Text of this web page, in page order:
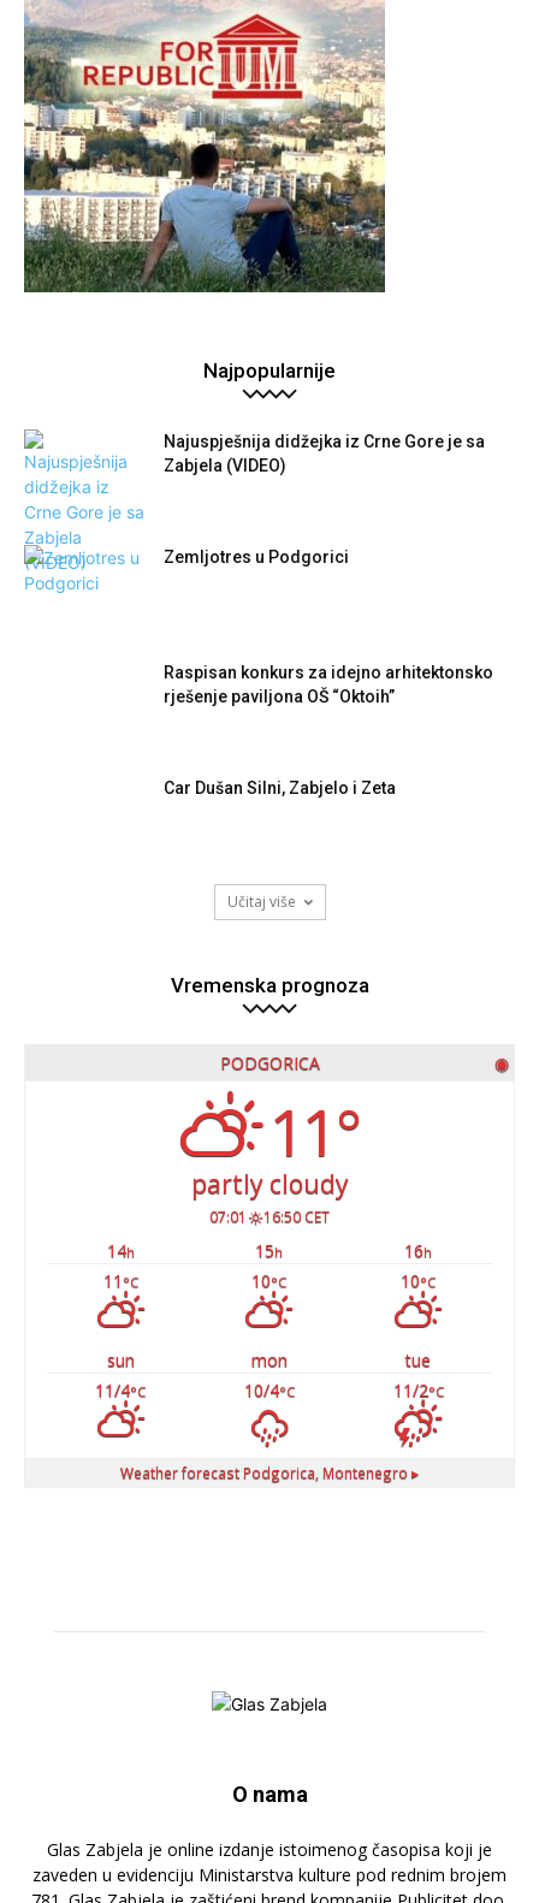
Najpopularnije
Najuspješnija didžejka iz Crne Gore je sa
Zabjela (VIDEO)
Zemljotres u Podgorici
Raspisan konkurs za idejno arhitektonsko
rješenje paviljona OŠ “Oktoih”
Car Dušan Silni, Zabjelo i Zeta
Učitaj više
Vremenska prognoza
PODGORICA ◉
11°
partly cloudy
07:01 16:50 CET
14h 15h 16h
11 °C 10°C 10°C
sun mon
tue
11/4°C 10/4°C 11/2°C
Weather forecast Podgorica, Montenegro ▸
O nama
Glas Zabjela je online izdanje istoimenog časopisa koji je
zaveden u evidenciju Ministarstva kulture pod rednim brojem